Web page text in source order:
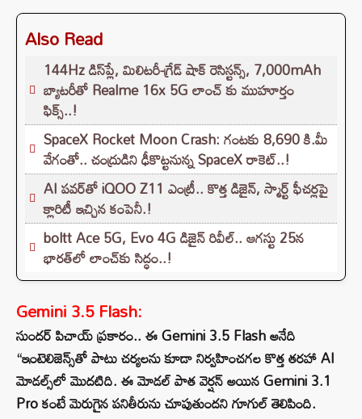
Also Read
144Hz డిస్‌ప్లే, మిలిటరీ-గ్రేడ్ షాక్ రెసిస్టన్స్, 7,000mAh
బ్యాటరీతో Realme 16x 5G లాంచ్ కు ముహూర్తం
ఫిక్స్..!
SpaceX Rocket Moon Crash: గంటకు 8,690 కి.మీ
వేగంతో.. చంద్రుడిని ఢీకొట్టనున్న SpaceX రాకెట్‌..!
AI పవర్‌తో iQOO Z11 ఎంట్రీ.. కొత్త డిజైన్, స్మార్ట్ ఫీచర్లపై
క్లారిటీ ఇచ్చిన కంపెనీ.!
boltt Ace 5G, Evo 4G డిజైన్ రివీల్.. ఆగస్టు 25న
భారత్‌లో లాంచ్‌కు సిద్ధం..!
Gemini 3.5 Flash:
సుందర్ పిచాయ్ ప్రకారం.. ఈ Gemini 3.5 Flash అనేది
“ఇంటెలిజెన్స్‌తో పాటు చర్యలను కూడా నిర్వహించగల కొత్త తరహా AI
మోడల్స్‌లో మొదటిది. ఈ మోడల్ పాత వెర్షన్ అయిన Gemini 3.1
Pro కంటే మెరుగైన పనితీరును చూపుతుందని గూగుల్ తెలిపింది.